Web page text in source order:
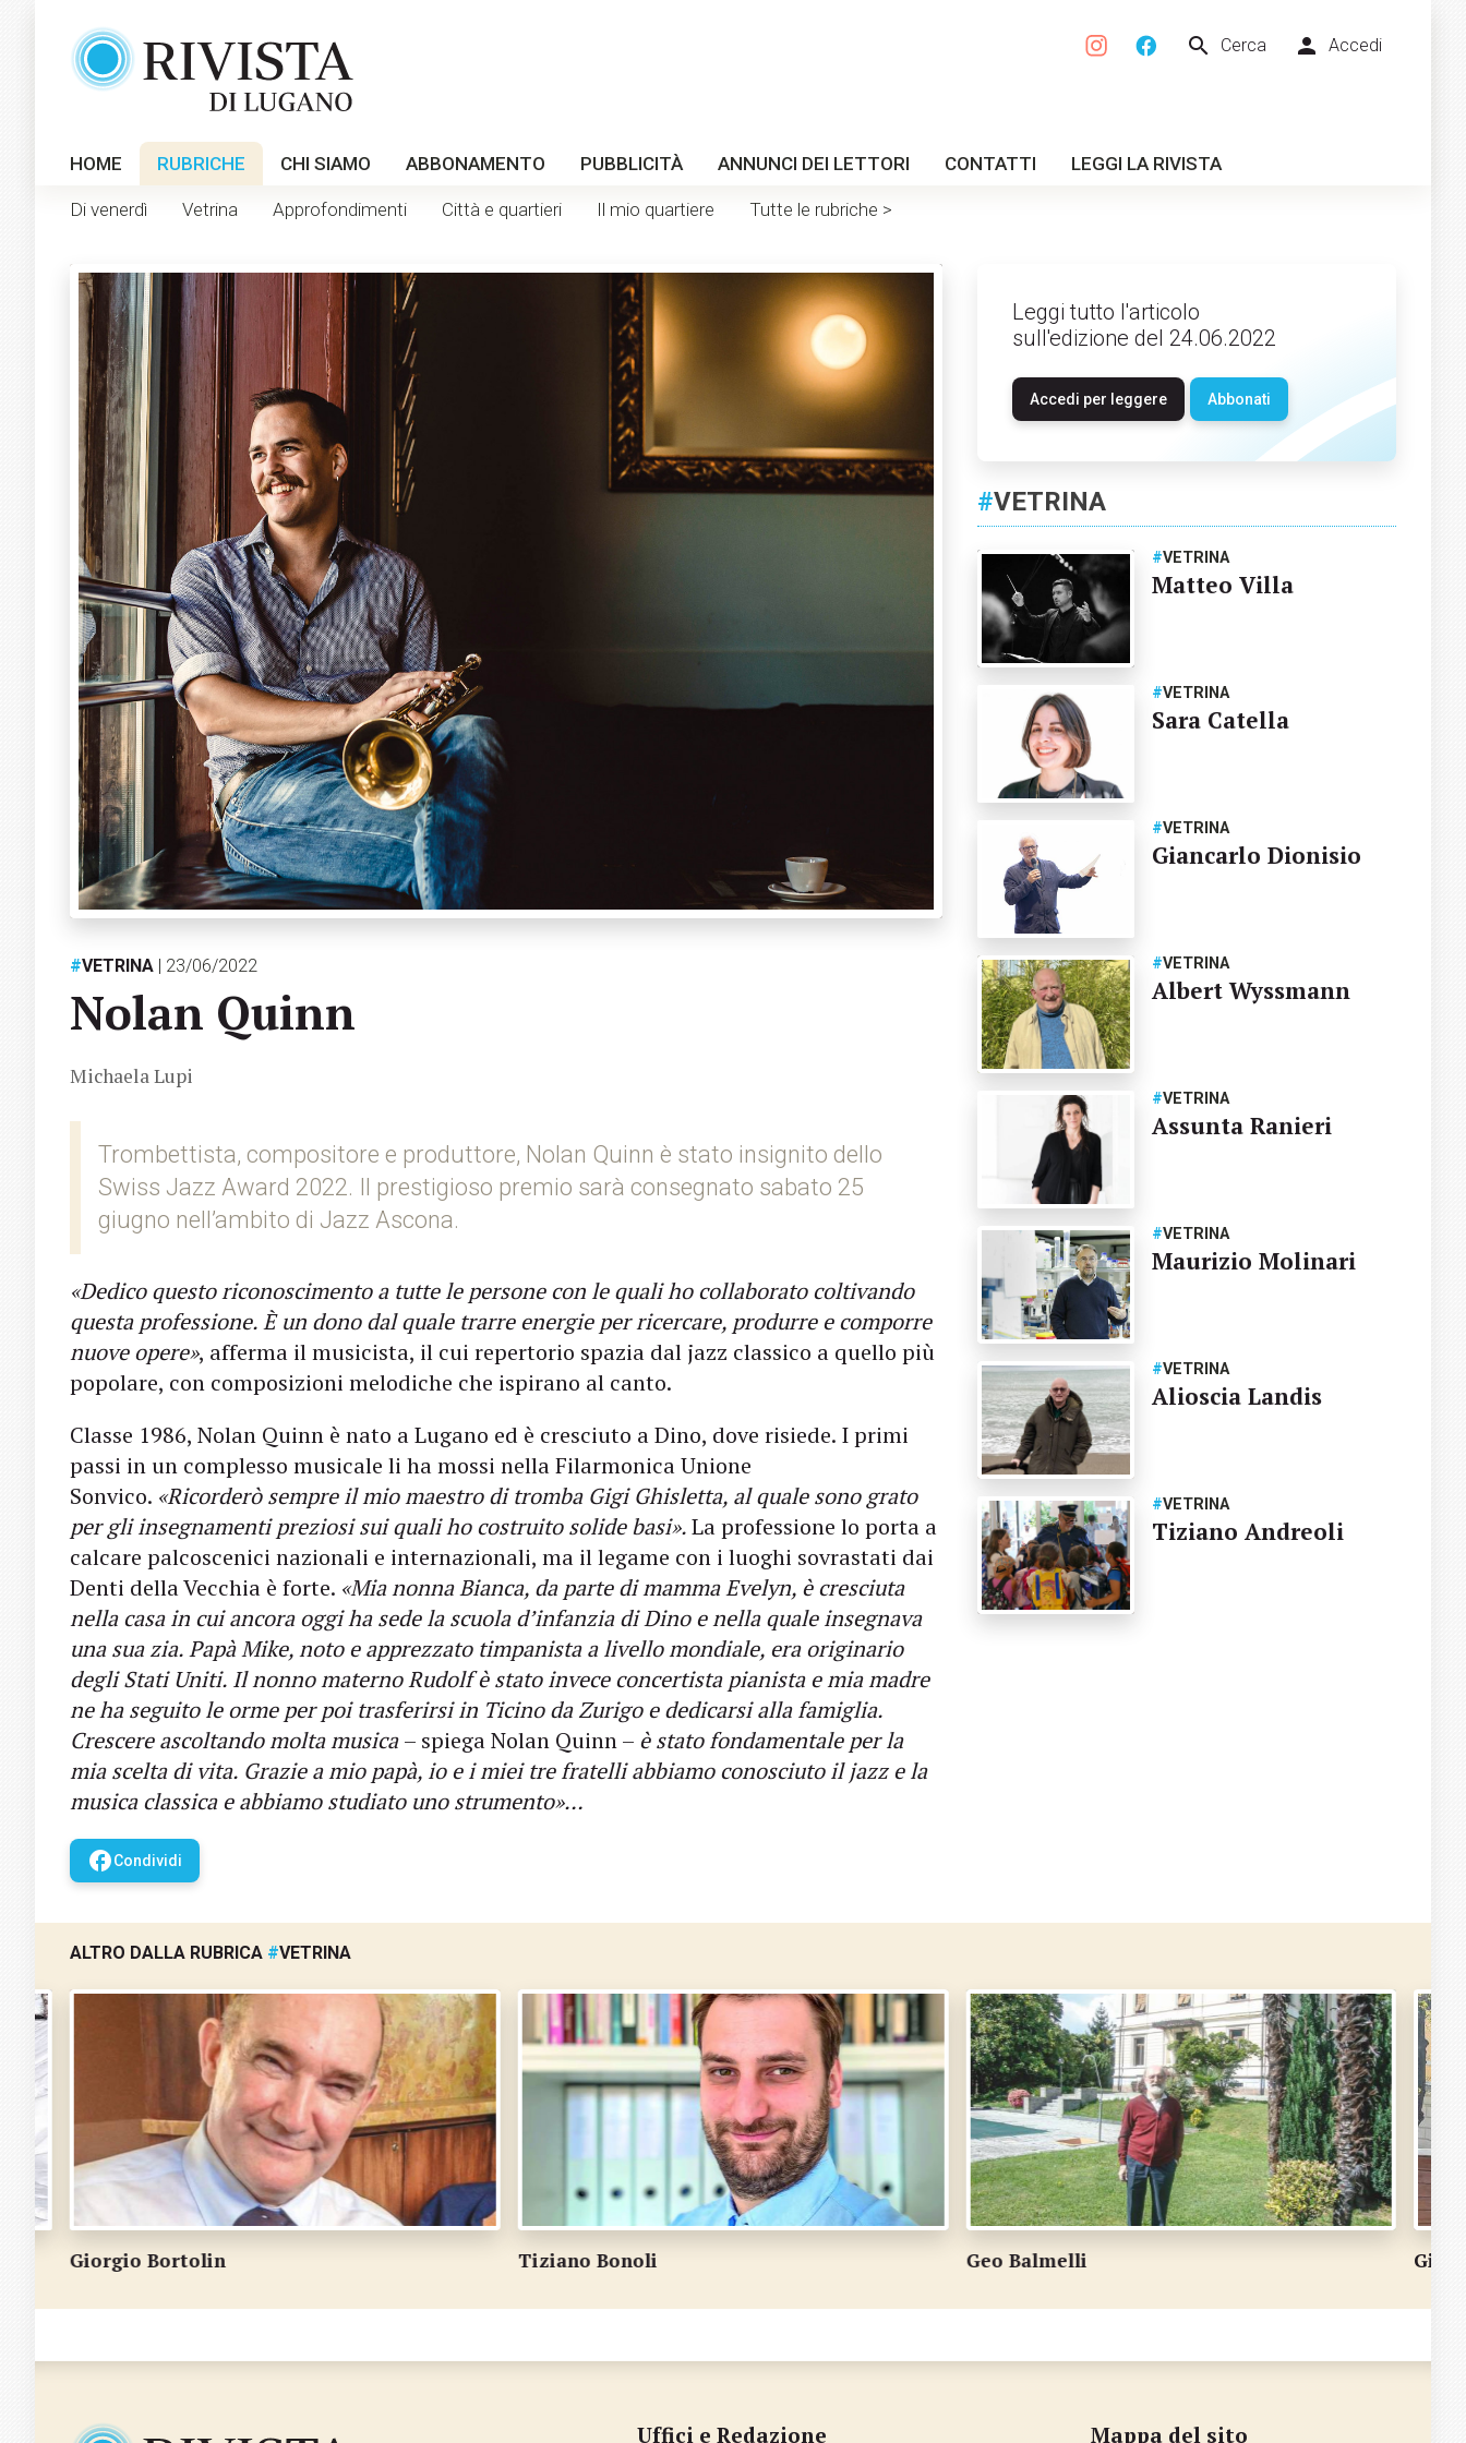
search Cerca person Accedi
HOME RUBRICHE CHI SIAMO ABBONAMENTO PUBBLICITÀ ANNUNCI DEI LETTORI CONTATTI LEGGI LA RIVISTA
Di venerdì Vetrina Approfondimenti Città e quartieri Il mio quartiere Tutte le rubriche >
#VETRINA | 23/06/2022
Nolan Quinn
Michaela Lupi
Trombettista, compositore e produttore, Nolan Quinn è stato insignito dello
Swiss Jazz Award 2022. Il prestigioso premio sarà consegnato sabato 25
giugno nell’ambito di Jazz Ascona.
«Dedico questo riconoscimento a tutte le persone con le quali ho collaborato coltivando
questa professione. È un dono dal quale trarre energie per ricercare, produrre e comporre
nuove opere», afferma il musicista, il cui repertorio spazia dal jazz classico a quello più
popolare, con composizioni melodiche che ispirano al canto.
Classe 1986, Nolan Quinn è nato a Lugano ed è cresciuto a Dino, dove risiede. I primi
passi in un complesso musicale li ha mossi nella Filarmonica Unione
Sonvico. «Ricorderò sempre il mio maestro di tromba Gigi Ghisletta, al quale sono grato
per gli insegnamenti preziosi sui quali ho costruito solide basi».La professione lo porta a
calcare palcoscenici nazionali e internazionali, ma il legame con i luoghi sovrastati dai
Denti della Vecchia è forte. «Mia nonna Bianca, da parte di mamma Evelyn, è cresciuta
nella casa in cui ancora oggi ha sede la scuola d’infanzia di Dino e nella quale insegnava
una sua zia. Papà Mike, noto e apprezzato timpanista a livello mondiale, era originario
degli Stati Uniti. Il nonno materno Rudolf è stato invece concertista pianista e mia madre
ne ha seguito le orme per poi trasferirsi in Ticino da Zurigo e dedicarsi alla famiglia.
Crescere ascoltando molta musica– spiega Nolan Quinn – è stato fondamentale per la
mia scelta di vita. Grazie a mio papà, io e i miei tre fratelli abbiamo conosciuto il jazz e la
musica classica e abbiamo studiato uno strumento»…
facebookCondividi
Leggi tutto l'articolo
sull'edizione del 24.06.2022
Accedi per leggere Abbonati
#VETRINA
#VETRINA
Matteo Villa
#VETRINA
Sara Catella
#VETRINA
Giancarlo Dionisio
#VETRINA
Albert Wyssmann
#VETRINA
Assunta Ranieri
#VETRINA
Maurizio Molinari
#VETRINA
Alioscia Landis
#VETRINA
Tiziano Andreoli
ALTRO DALLA RUBRICA #VETRINA
Tiziano Bonoli Geo Balmelli Giorgio Caneva Jörg
Uffici e Redazione Mappa del sito